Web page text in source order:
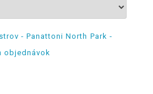
- Panattoni North Park -
objednávok